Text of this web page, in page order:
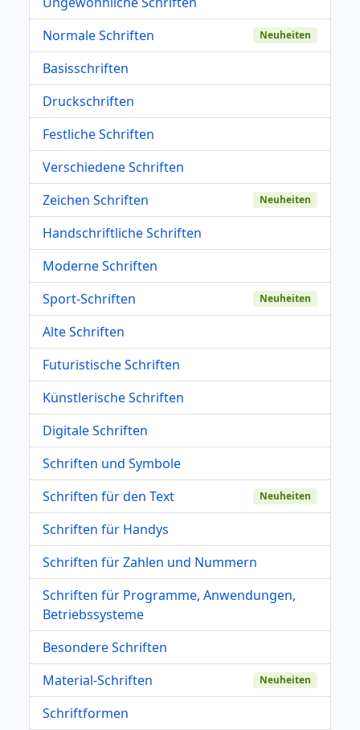
Normale Schriften
Neuheiten
Basisschriften
Druckschriften
Festliche Schriften
Verschiedene Schriften
Zeichen Schriften
Neuheiten
Handschriftliche Schriften
Moderne Schriften
Sport-Schriften
Neuheiten
Alte Schriften
Futuristische Schriften
Künstlerische Schriften
Digitale Schriften
Schriften und Symbole
Schriften für den Text
Neuheiten
Schriften für Handys
Schriften für Zahlen und Nummern
Schriften für Programme, Anwendungen,
Betriebssysteme
Besondere Schriften
Material-Schriften
Neuheiten
Schriftformen